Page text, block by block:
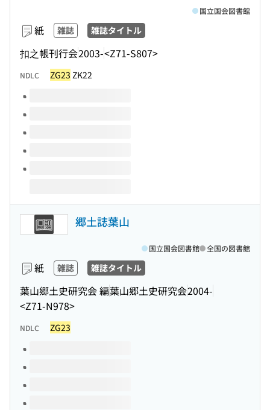
紙 雑誌 雑誌タイトル
扣之帳刊行会2003-<Z71-S807>
国立国会図書館
NDLC ZG23 ZK22
このタイトルの巻号
郷土誌葉山
紙 雑誌 雑誌タイトル
葉山郷土史研究会 編葉山郷土史研究会2004-
<Z71-N978>
国立国会図書館 全国の図書館
NDLC ZG23
このタイトルの巻号